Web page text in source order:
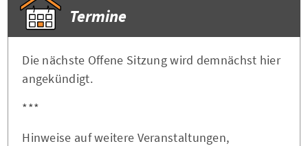
Termine
Die nächste Offene Sitzung wird demnächst hier
angekündigt.
***
Hinweise auf weitere Veranstaltungen,